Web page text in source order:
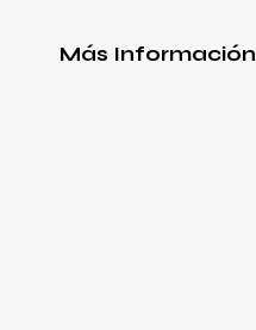
Más Información